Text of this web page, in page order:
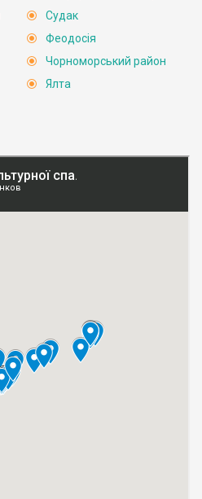
Судак
Феодосія
Чорноморський район
Ялта